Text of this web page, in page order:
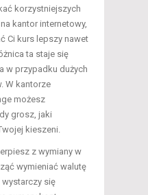
korzystniejszych
kantor internetowy,
Ci kurs lepszy nawet
ta staje się
w przypadku dużych
W kantorze
możesz
grosz, jaki
kieszeni.
z wymiany w
wymieniać walutę
się